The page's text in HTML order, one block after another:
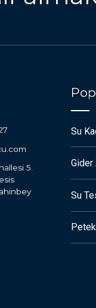
5.
Su
Gider
Su